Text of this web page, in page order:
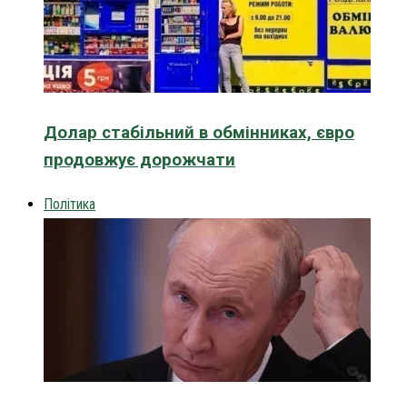
Долар стабільний в обмінниках, євро
продовжує дорожчати
Політика